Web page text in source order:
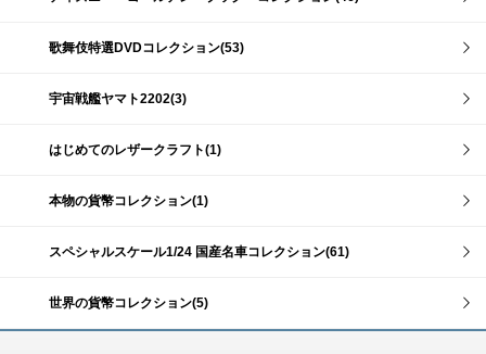
歌舞伎特選DVDコレクション(53)
宇宙戦艦ヤマト2202(3)
はじめてのレザークラフト(1)
本物の貨幣コレクション(1)
スペシャルスケール1/24 国産名車コレクション(61)
世界の貨幣コレクション(5)